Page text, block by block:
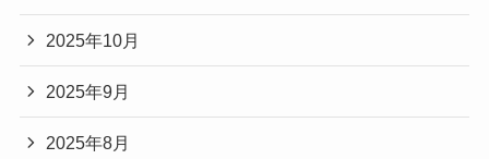
2025年10月
2025年9月
2025年8月